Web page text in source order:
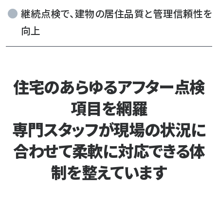
継続点検で、建物の居住品質と管理信頼性を
向上
住宅のあらゆるアフター点検
項目を網羅
専門スタッフが現場の状況に
合わせて柔軟に対応できる体
制を整えています